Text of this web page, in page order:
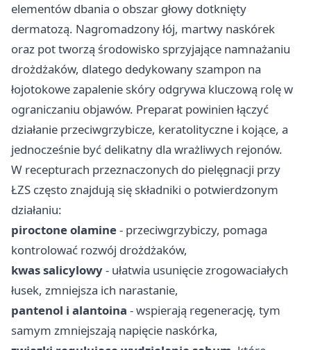
elementów dbania o obszar głowy dotknięty
dermatozą. Nagromadzony łój, martwy naskórek
oraz pot tworzą środowisko sprzyjające namnażaniu
drożdżaków, dlatego dedykowany szampon na
łojotokowe zapalenie skóry odgrywa kluczową rolę w
ograniczaniu objawów. Preparat powinien łączyć
działanie przeciwgrzybicze, keratolityczne i kojące, a
jednocześnie być delikatny dla wrażliwych rejonów.
W recepturach przeznaczonych do pielęgnacji przy
ŁZS często znajdują się składniki o potwierdzonym
działaniu:
piroctone olamine- przeciwgrzybiczy, pomaga
kontrolować rozwój drożdżaków,
kwas salicylowy- ułatwia usunięcie zrogowaciałych
łusek, zmniejsza ich narastanie,
pantenol i alantoina - wspierają regenerację, tym
samym zmniejszają napięcie naskórka,